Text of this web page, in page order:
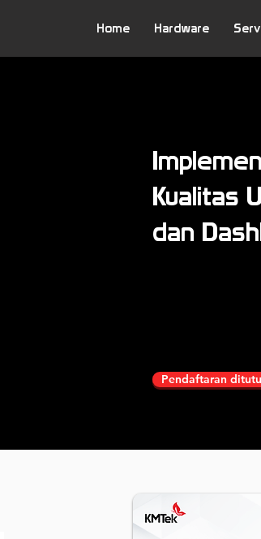
Home Hardware
Kualitas
dan
Pendaftaran